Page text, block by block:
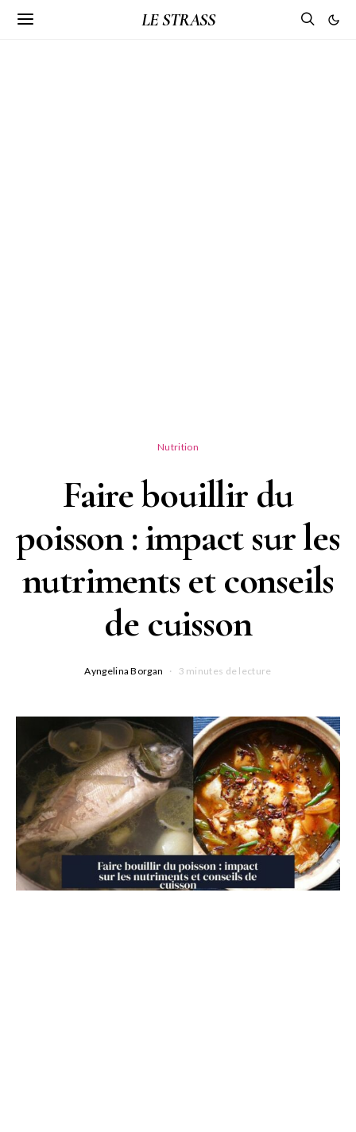
LE STRASS
Nutrition
Faire bouillir du
poisson : impact sur les
nutriments et conseils
de cuisson
Ayngelina Borgan 3 minutes de lecture